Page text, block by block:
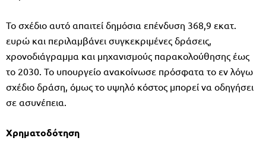
Το σχέδιο αυτό απαιτεί δημόσια επένδυση 368,9 εκατ.
ευρώ και περιλαμβάνει συγκεκριμένες δράσεις,
χρονοδιάγραμμα και μηχανισμούς παρακολούθησης έως
το 2030. Το υπουργείο ανακοίνωσε πρόσφατα το εν λόγω
σχέδιο δράση, όμως το υψηλό κόστος μπορεί να οδηγήσει
σε ασυνέπεια.
Χρηματοδότηση